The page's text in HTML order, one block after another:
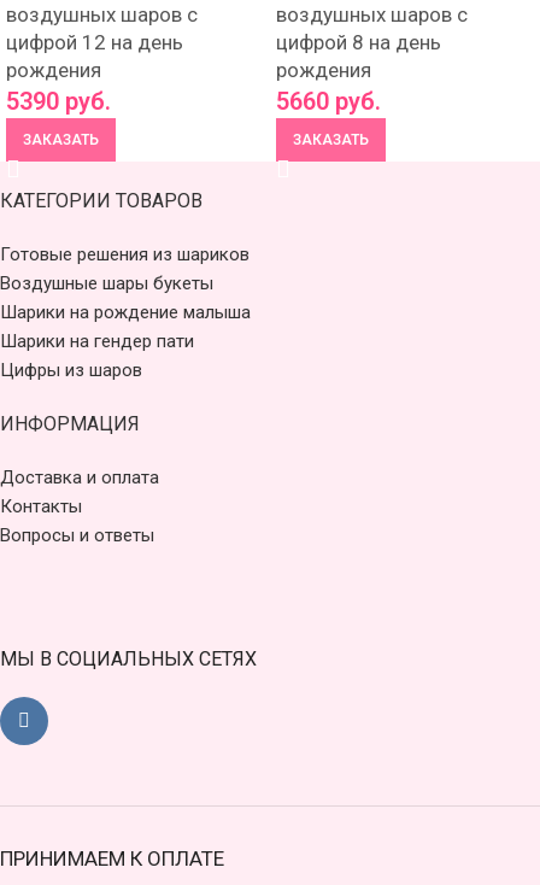
воздушных шаров с
цифрой 12 на день
рождения
5390 руб.
ЗАКАЗАТЬ
воздушных шаров с
цифрой 8 на день
рождения
5660 руб.
ЗАКАЗАТЬ
КАТЕГОРИИ ТОВАРОВ
Готовые решения из шариков
Воздушные шары букеты
Шарики на рождение малыша
Шарики на гендер пати
Цифры из шаров
ИНФОРМАЦИЯ
Доставка и оплата
Контакты
Вопросы и ответы
МЫ В СОЦИАЛЬНЫХ СЕТЯХ
ПРИНИМАЕМ К ОПЛАТЕ